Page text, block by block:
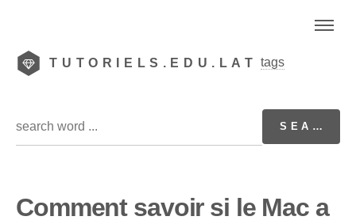
TUTORIELS.EDU.LAT tags
Comment savoir si le Mac a